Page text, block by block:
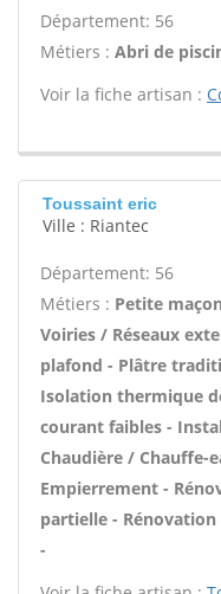
Département: 56
Métiers : Abri de
Voir la fiche artisan :
Toussaint eric
Ville : Riantec
Département: 56
Métiers : Petite
Voiries / Réseaux
plafond - Plâtre
Isolation thermique
courant faibles -
Chaudière / Chauffe-
Empierrement -
partielle -
-